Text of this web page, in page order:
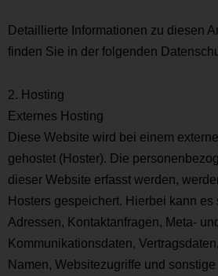
Detaillierte Informationen zu diesen
finden Sie in der folgenden
2. Hosting
Externes Hosting
Diese Website wird bei einem
gehostet (Hoster). Die
dieser Website erfasst werden,
Hosters gespeichert. Hierbei kann es
Adressen, Kontaktanfragen, Meta- und
Kommunikationsdaten,
Namen, Websitezugriffe und